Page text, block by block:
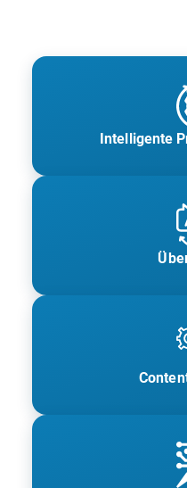
Intelligente